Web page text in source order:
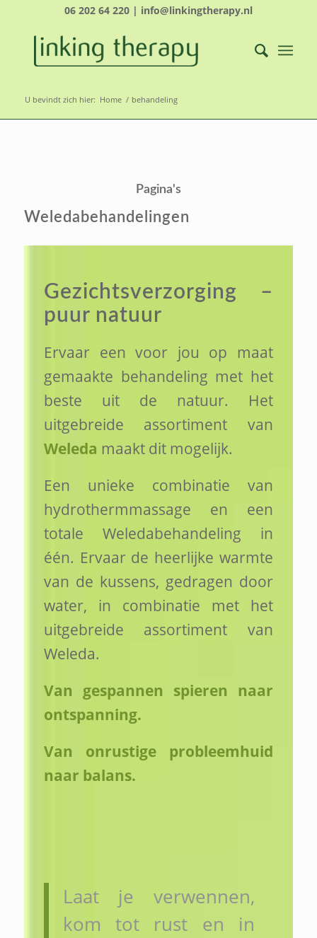
06 202 64 220 | info@linkingtherapy.nl
U bevindt zich hier: Home / behandeling
Pagina's
Weledabehandelingen
Gezichtsverzorging –
puur natuur
Ervaar een voor jou op maat
gemaakte behandeling met het
beste uit de natuur. Het
uitgebreide assortiment van
Weleda maakt dit mogelijk.
Een unieke combinatie van
hydrothermmassage en een
totale Weledabehandeling in
één. Ervaar de heerlijke warmte
van de kussens, gedragen door
water, in combinatie met het
uitgebreide assortiment van
Weleda.
Van gespannen spieren naar
ontspanning.
Van onrustige probleemhuid
naar balans.
Laat je verwennen,
kom tot rust en in